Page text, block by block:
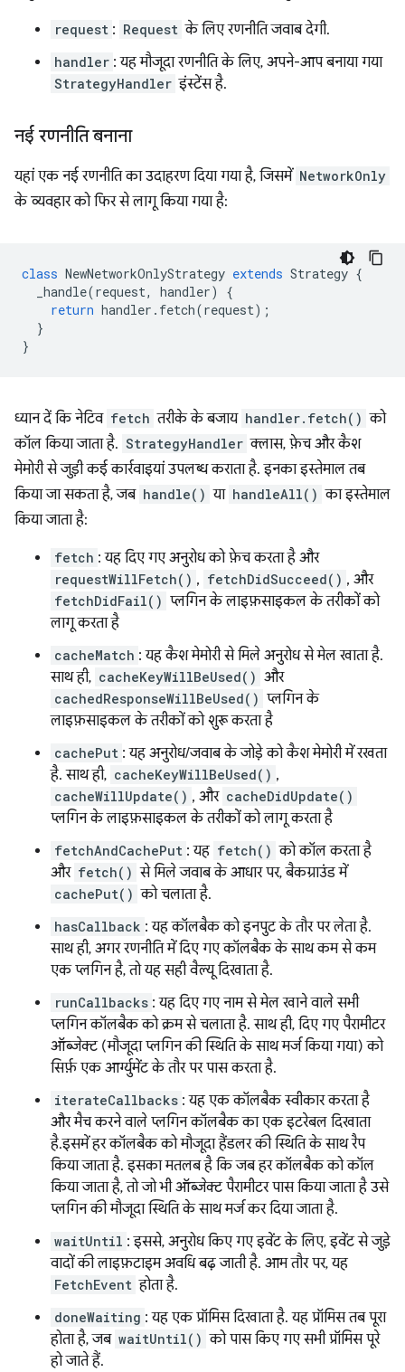
request : Request के लिए रणनीति जवाब देगी.
handler : यह मौजूदा रणनीति के लिए, अपने-आप बनाया गया
StrategyHandler इंस्टेंस है.
नई रणनीति बनाना
यहां एक नई रणनीति का उदाहरण दिया गया है, जिसमें NetworkOnly
के व्यवहार को फिर से लागू किया गया है:
class NewNetworkOnlyStrategy extends Strategy {
_handle(request, handler)
{
return handler . fetch(request);
}
}
ध्यान दें कि नेटिव fetch तरीके के बजाय handler.fetch() को
कॉल किया जाता है. StrategyHandler क्लास, फ़ेच और कैश
मेमोरी से जुड़ी कई कार्रवाइयां उपलब्ध कराता है. इनका इस्तेमाल तब
किया जा सकता है, जब handle() या handleAll() का इस्तेमाल
किया जाता है:
fetch : यह दिए गए अनुरोध को फ़ेच करता है और
requestWillFetch() , fetchDidSucceed() , और
fetchDidFail() प्लगिन के लाइफ़साइकल के तरीकों को
लागू करता है
cacheMatch : यह कैश मेमोरी से मिले अनुरोध से मेल खाता है.
साथ ही, cacheKeyWillBeUsed() और
cachedResponseWillBeUsed() प्लगिन के
लाइफ़साइकल के तरीकों को शुरू करता है
cachePut : यह अनुरोध/जवाब के जोड़े को कैश मेमोरी में रखता
है. साथ ही, cacheKeyWillBeUsed() ,
cacheWillUpdate() , और cacheDidUpdate()
प्लगिन के लाइफ़साइकल के तरीकों को लागू करता है
fetchAndCachePut : यह fetch() को कॉल करता है
और fetch() से मिले जवाब के आधार पर, बैकग्राउंड में
cachePut() को चलाता है.
hasCallback : यह कॉलबैक को इनपुट के तौर पर लेता है.
साथ ही, अगर रणनीति में दिए गए कॉलबैक के साथ कम से कम
एक प्लगिन है, तो यह सही वैल्यू दिखाता है.
runCallbacks : यह दिए गए नाम से मेल खाने वाले सभी
प्लगिन कॉलबैक को क्रम से चलाता है. साथ ही, दिए गए पैरामीटर
ऑब्जेक्ट (मौजूदा प्लगिन की स्थिति के साथ मर्ज किया गया) को
सिर्फ़ एक आर्ग्युमेंट के तौर पर पास करता है.
iterateCallbacks : यह एक कॉलबैक स्वीकार करता है
और मैच करने वाले प्लगिन कॉलबैक का एक इटरेबल दिखाता
है.इसमें हर कॉलबैक को मौजूदा हैंडलर की स्थिति के साथ रैप
किया जाता है. इसका मतलब है कि जब हर कॉलबैक को कॉल
किया जाता है, तो जो भी ऑब्जेक्ट पैरामीटर पास किया जाता है उसे
प्लगिन की मौजूदा स्थिति के साथ मर्ज कर दिया जाता है.
waitUntil : इससे, अनुरोध किए गए इवेंट के लिए, इवेंट से जुड़े
वादों की लाइफ़टाइम अवधि बढ़ जाती है. आम तौर पर, यह
FetchEvent होता है.
doneWaiting : यह एक प्रॉमिस दिखाता है. यह प्रॉमिस तब पूरा
होता है, जब waitUntil() को पास किए गए सभी प्रॉमिस पूरे
हो जाते हैं.